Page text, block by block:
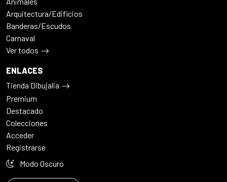
Arquitectura/Edificios
Banderas/Escudos
Carnaval
Ver todos
ENLACES
Tienda Dibujalia
Premium
Destacado
Colecciones
Acceder
Registrarse
Modo Oscuro